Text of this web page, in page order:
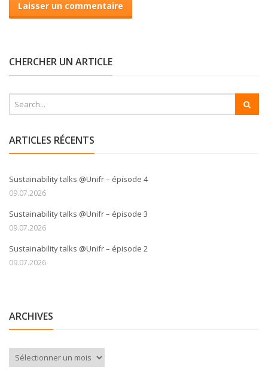
CHERCHER UN ARTICLE
ARTICLES RÉCENTS
Sustainability talks @Unifr – épisode 4
09.07.2026
Sustainability talks @Unifr – épisode 3
09.07.2026
Sustainability talks @Unifr – épisode 2
09.07.2026
ARCHIVES
Archives